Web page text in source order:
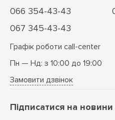
066 354-43-43
067 345-43-43
Графік роботи call-center
Пн — Нд: з 10:00 до 19:00
Замовити дзвінок
Підписатися на новини